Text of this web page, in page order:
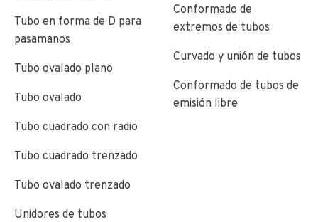
Tubo en forma de D para
pasamanos
Tubo ovalado plano
Tubo ovalado
Tubo cuadrado con radio
Tubo cuadrado trenzado
Tubo ovalado trenzado
Unidores de tubos
Conformado de
extremos de tubos
Curvado y unión de tubos
Conformado de tubos de
emisión libre